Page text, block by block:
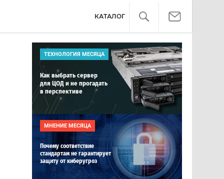
КАТАЛОГ
ТЕХНОЛОГИЯ МЕСЯЦА
Как выбрать сервер
для ЦОД и не прогадать
в перспективе
МНЕНИЕ МЕСЯЦА
Почему соответствие
стандартам не гарантирует
защиту от киберугроз